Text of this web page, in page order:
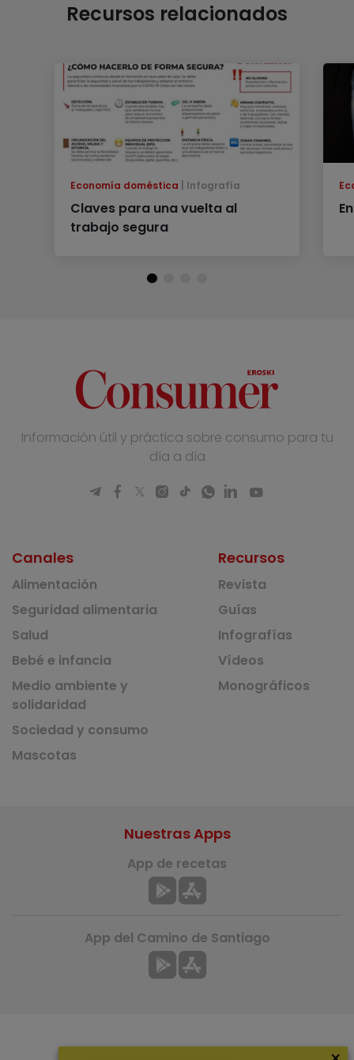
Recursos relacionados
Economía doméstica Infografía
Claves para una vuelta al
trabajo segura
Información útil y práctica sobre consumo para tu
día a día
Canales
Alimentación
Seguridad alimentaria
Salud
Bebé e infancia
Medio ambiente y
solidaridad
Sociedad y consumo
Mascotas
Recursos
Revista
Guías
Infografías
Vídeos
Monográficos
Nuestras Apps
App de recetas
App del Camino de Santiago